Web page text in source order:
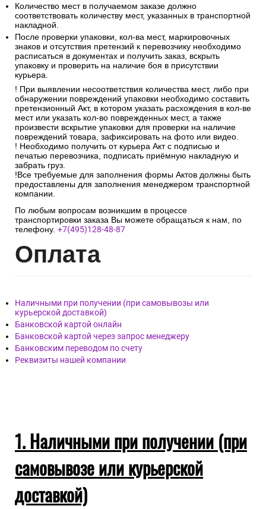
Количество мест в получаемом заказе должно
соответствовать количеству мест, указанных в транспортной
накладной.
После проверки упаковки, кол-ва мест, маркировочных
знаков и отсутствия претензий к перевозчику необходимо
расписаться в документах и получить заказ, вскрыть
упаковку и проверить на наличие боя в присутствии
курьера.
! При выявлении несоответствия количества мест, либо при
обнаружении повреждений упаковки необходимо составить
претензионный Акт, в котором указать расхождения в кол-ве
мест или указать кол-во поврежденных мест, а также
произвести вскрытие упаковки для проверки на наличие
повреждений товара, зафиксировать на фото или видео.
! Необходимо получить от курьера Акт с подписью и
печатью перевозчика, подписать приёмную накладную и
забрать груз.
!Все требуемые для заполнения формы Актов должны быть
предоставлены для заполнения менеджером транспортной
компании.
По любым вопросам возникшим в процессе
транспортировки заказа Вы можете обращаться к нам, по
телефону. +7(495)128-48-87
Оплата
Наличными при получении (при самовывозы или
курьерской доставкой)
Банковской картой онлайн
Банковской картой через запрос менеджеру
Банковским переводом по счету
Реквизиты нашей компании
1. Наличными при получении (при
самовывозе или курьерской
доставкой)